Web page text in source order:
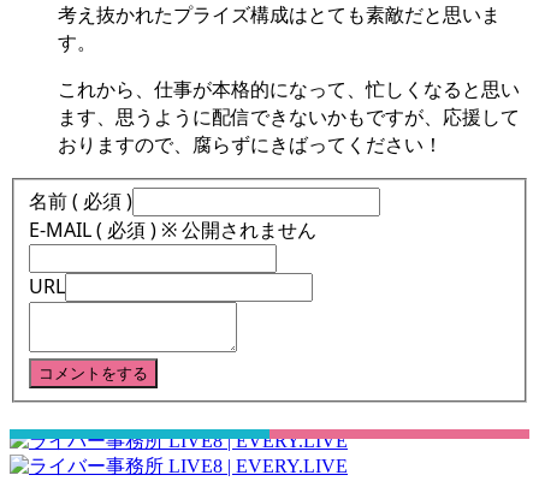
考え抜かれたプライズ構成はとても素敵だと思いま
す。
これから、仕事が本格的になって、忙しくなると思い
ます、思うように配信できないかもですが、応援して
おりますので、腐らずにきばってください！
名前 ( 必須 )
E-MAIL ( 必須 ) ※ 公開されません
URL